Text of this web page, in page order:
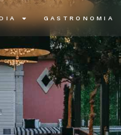
GASTRONOMIA